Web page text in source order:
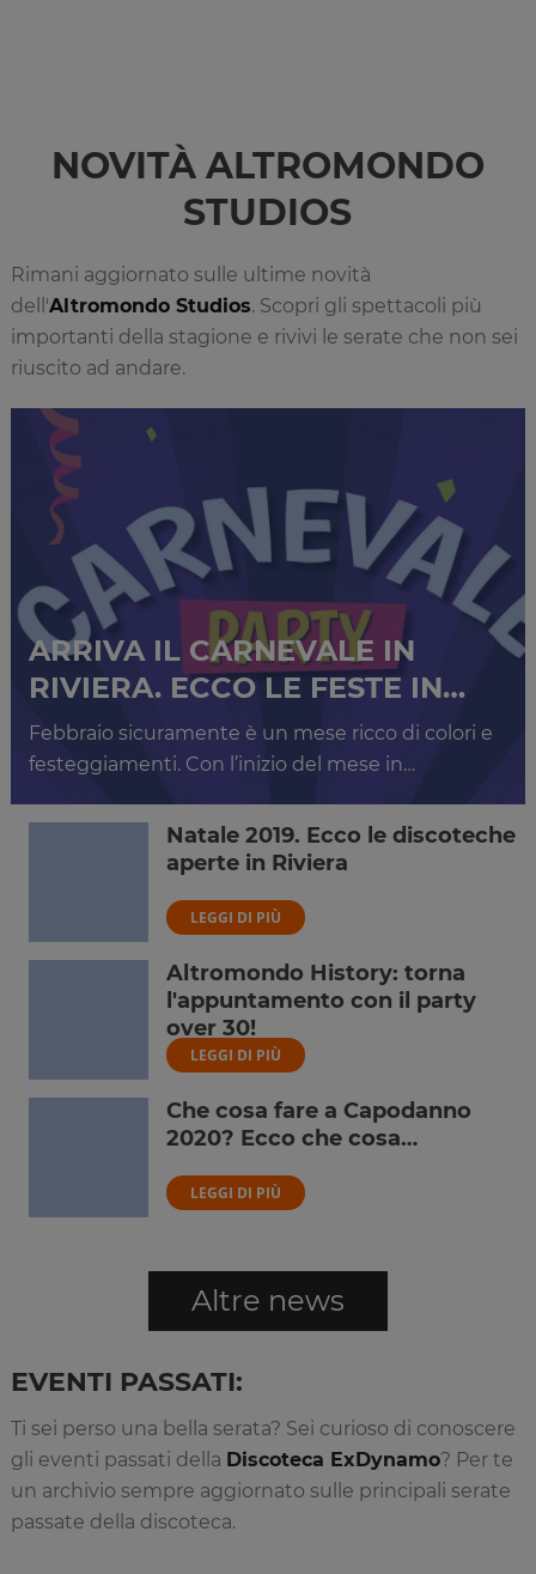
NOVITÀ ALTROMONDO
STUDIOS
Rimani aggiornato sulle ultime novità
dell'Altromondo Studios. Scopri gli spettacoli più
importanti della stagione e rivivi le serate che non sei
riuscito ad andare.
ARRIVA IL CARNEVALE IN
RIVIERA. ECCO LE FESTE IN…
Febbraio sicuramente è un mese ricco di colori e
festeggiamenti. Con l’inizio del mese in…
Natale 2019. Ecco le discoteche
aperte in Riviera
LEGGI DI PIÙ
Altromondo History: torna
l'appuntamento con il party
over 30!
LEGGI DI PIÙ
Che cosa fare a Capodanno
2020? Ecco che cosa…
LEGGI DI PIÙ
Altre news
EVENTI PASSATI:
Ti sei perso una bella serata? Sei curioso di conoscere
gli eventi passati della Discoteca ExDynamo? Per te
un archivio sempre aggiornato sulle principali serate
passate della discoteca.